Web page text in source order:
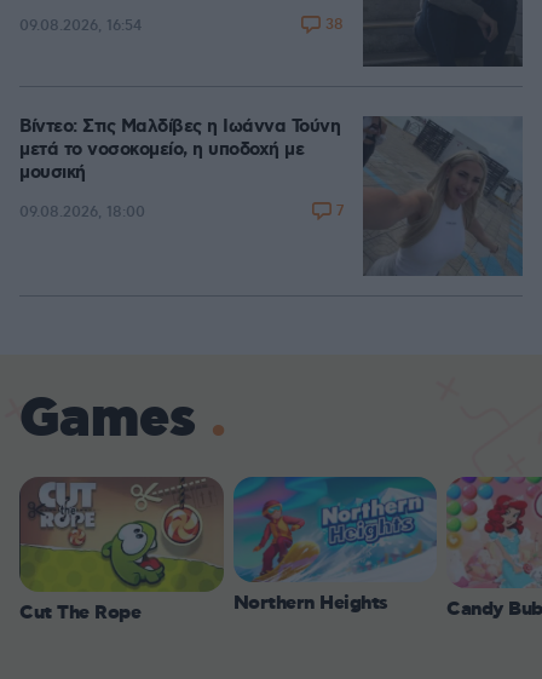
09.08.2026, 16:54 38
Βίντεο: Στις Μαλδίβες η Ιωάννα Τούνη
μετά το νοσοκομείο, η υποδοχή με
μουσική
09.08.2026, 18:00 7
Games
Cut The Rope Northern Heights Candy